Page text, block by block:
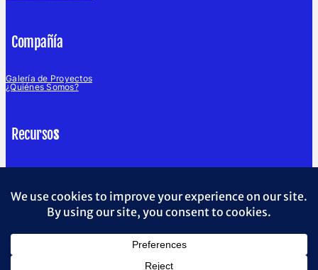
Compañía
Galería de Proyectos
¿Quiénes Somos?
Recursos
Blog